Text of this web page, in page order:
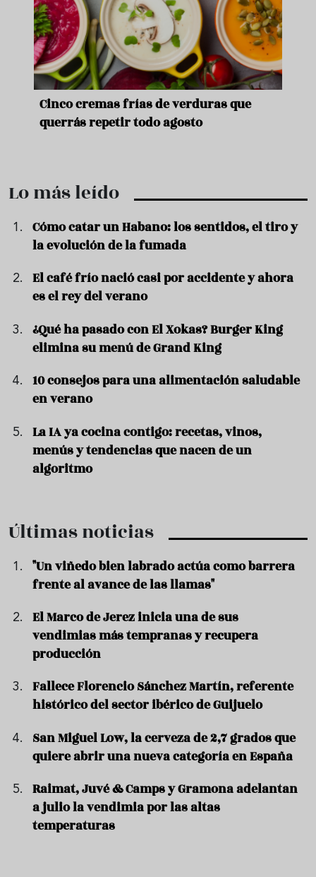
Cinco cremas frías de verduras que
querrás repetir todo agosto
Lo más leído
Cómo catar un Habano: los sentidos, el tiro y
la evolución de la fumada
El café frío nació casi por accidente y ahora
es el rey del verano
¿Qué ha pasado con El Xokas? Burger King
elimina su menú de Grand King
10 consejos para una alimentación saludable
en verano
La IA ya cocina contigo: recetas, vinos,
menús y tendencias que nacen de un
algoritmo
Últimas noticias
"Un viñedo bien labrado actúa como barrera
frente al avance de las llamas"
El Marco de Jerez inicia una de sus
vendimias más tempranas y recupera
producción
Fallece Florencio Sánchez Martín, referente
histórico del sector ibérico de Guijuelo
San Miguel Low, la cerveza de 2,7 grados que
quiere abrir una nueva categoría en España
Raimat, Juvé & Camps y Gramona adelantan
a julio la vendimia por las altas
temperaturas